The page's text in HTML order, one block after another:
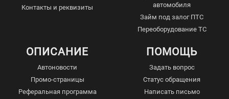
Контакты и реквизиты
автомобиля
Займ под залог ПТС
Переоборудование ТС
ОПИСАНИЕ
Автоновости
Промо-страницы
Реферальная программа
ПОМОЩЬ
Задать вопрос
Статус обращения
Написать письмо